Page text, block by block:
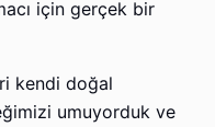
için gerçek bir
kendi doğal
umuyorduk ve